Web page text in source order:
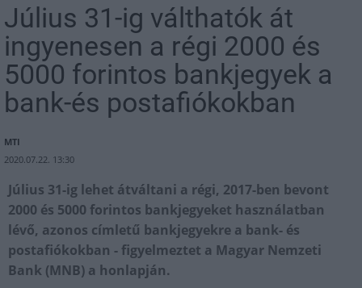
Július 31-ig válthatók át
ingyenesen a régi 2000 és
5000 forintos bankjegyek a
bank-és postafiókokban
MTI
2020.07.22. 13:30
Július 31-ig lehet átváltani a régi, 2017-ben bevont
2000 és 5000 forintos bankjegyeket használatban
lévő, azonos címletű bankjegyekre a bank- és
postafiókokban - figyelmeztet a Magyar Nemzeti
Bank (MNB) a honlapján.